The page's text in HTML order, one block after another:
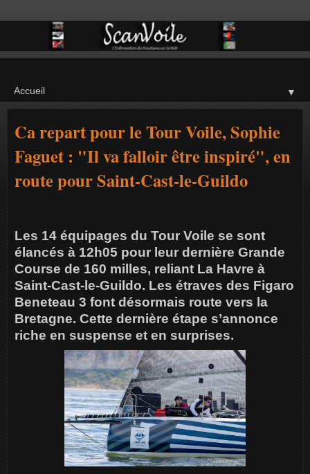
▼
Ca repart pour le Tour Voile, Sophie
Faguet : "Il va falloir être inspiré", en
route pour Saint-Cast-le-Guildo
Les 14 équipages du Tour Voile se sont
élancés à 12h05 pour leur dernière Grande
Course de 160 milles, reliant La Havre à
Saint-Cast-le-Guildo. Les étraves des Figaro
Beneteau 3 font désormais route vers la
Bretagne. Cette dernière étape s’annonce
riche en suspense et en surprises.